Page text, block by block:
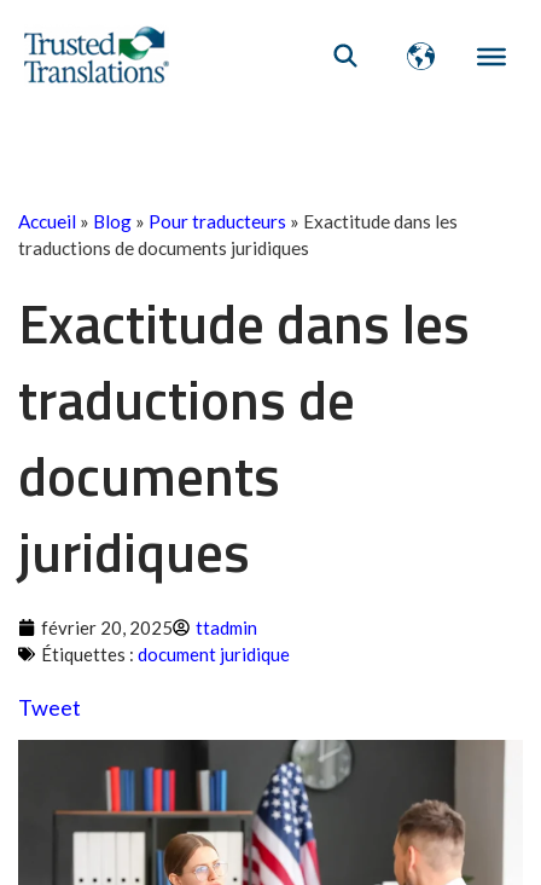
Accueil » Blog » Pour traducteurs » Exactitude dans les
traductions de documents juridiques
Exactitude dans les
traductions de
documents
juridiques
février 20, 2025
ttadmin
Étiquettes : document juridique
Tweet